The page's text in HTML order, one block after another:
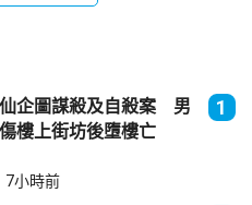
企圖謀殺及自殺案 男
樓上街坊後墮樓亡
1
7小時前